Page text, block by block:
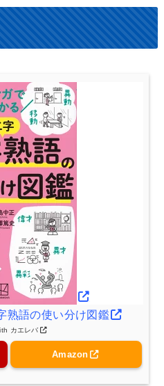
語の使い分け図鑑
カエレバ
Amazon